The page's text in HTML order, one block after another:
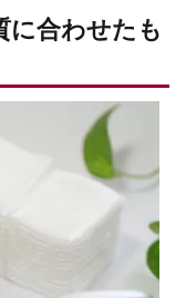
に合わせたも